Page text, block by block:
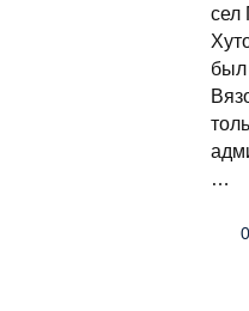
сел
был
…